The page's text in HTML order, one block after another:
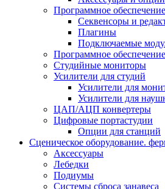
Программное обеспечение
Cеквенсоры и
Плагины
Подключаемые
Программное
Студийные мониторы
Усилители для студий
Усилители для
Усилители для
ЦАП/АЦП конвертеры
Цифровые портастудии
Опции для станций
Сценическое оборудование.
Аксессуары
Лебедки
Подиумы
Системы сброса занавеса